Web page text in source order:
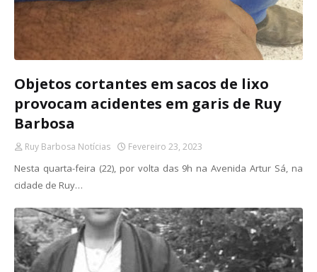
Objetos cortantes em sacos de lixo
provocam acidentes em garis de Ruy
Barbosa
Ruy Barbosa Notícias Fevereiro 23, 2023
Nesta quarta-feira (22), por volta das 9h na Avenida Artur Sá, na
cidade de Ruy…